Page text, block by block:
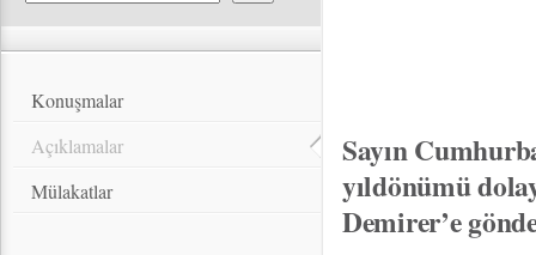
Konuşmalar
Açıklamalar
Mülakatlar
Sayın
yıldönümü
Demirer’e